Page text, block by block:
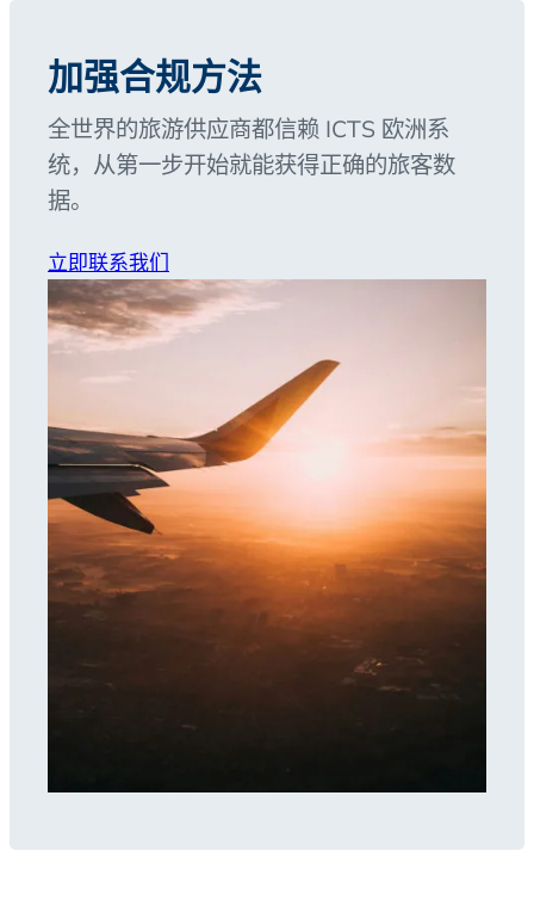
加强合规方法
全世界的旅游供应商都信赖 ICTS 欧洲系
统，从第一步开始就能获得正确的旅客数
据。
立即联系我们